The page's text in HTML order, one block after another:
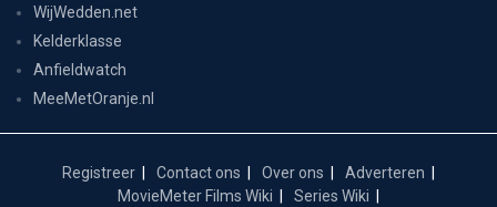
WijWedden.net
Kelderklasse
Anfieldwatch
MeeMetOranje.nl
Registreer Contact ons Over ons
Adverteren
MovieMeter Films Wiki
Series Wiki